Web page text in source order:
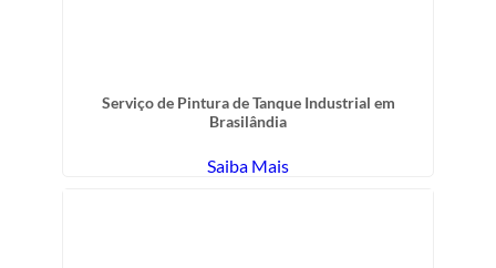
Serviço de Pintura de Tanque Industrial em
Brasilândia
Saiba Mais